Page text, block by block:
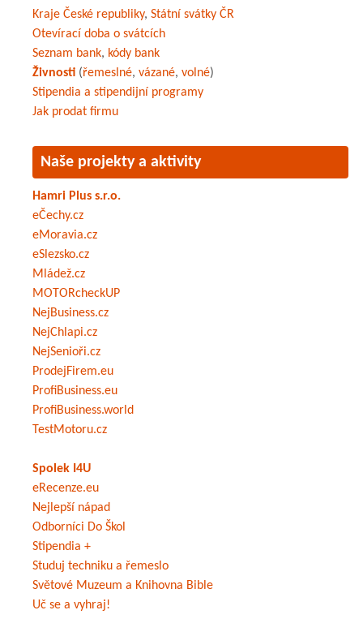
Kraje České republiky, Státní svátky ČR
Otevírací doba o svátcích
Seznam bank, kódy bank
Živnosti (řemeslné, vázané, volné)
Stipendia a stipendijní programy
Jak prodat firmu
Naše projekty a aktivity
Hamri Plus s.r.o.
eČechy.cz
eMoravia.cz
eSlezsko.cz
Mládež.cz
MOTORcheckUP
NejBusiness.cz
NejChlapi.cz
NejSenioři.cz
ProdejFirem.eu
ProfiBusiness.eu
ProfiBusiness.world
TestMotoru.cz
Spolek I4U
eRecenze.eu
Nejlepší nápad
Odborníci Do Škol
Stipendia +
Studuj techniku a řemeslo
Světové Muzeum a Knihovna Bible
Uč se a vyhraj!